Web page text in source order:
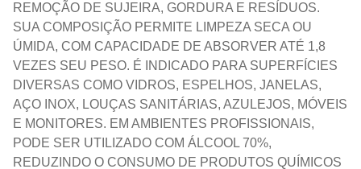
REMOÇÃO DE SUJEIRA, GORDURA E RESÍDUOS.
SUA COMPOSIÇÃO PERMITE LIMPEZA SECA OU
ÚMIDA, COM CAPACIDADE DE ABSORVER ATÉ 1,8
VEZES SEU PESO. É INDICADO PARA SUPERFÍCIES
DIVERSAS COMO VIDROS, ESPELHOS, JANELAS,
AÇO INOX, LOUÇAS SANITÁRIAS, AZULEJOS, MÓVEIS
E MONITORES. EM AMBIENTES PROFISSIONAIS,
PODE SER UTILIZADO COM ÁLCOOL 70%,
REDUZINDO O CONSUMO DE PRODUTOS QUÍMICOS